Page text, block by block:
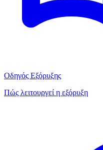
Οδηγός Εξόρυξης
Πώς λειτουργεί η εξόρυξη